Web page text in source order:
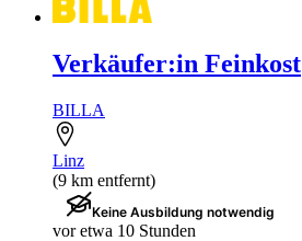
Verkäufer:in Feinkost
BILLA
Linz
(9 km entfernt)
Keine Ausbildung notwendig
vor etwa 10 Stunden